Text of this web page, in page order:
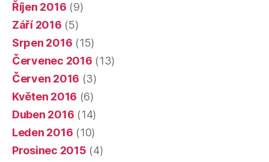
Říjen 2016 (9)
Září 2016 (5)
Srpen 2016 (15)
Červenec 2016 (13)
Červen 2016 (3)
Květen 2016 (6)
Duben 2016 (14)
Leden 2016 (10)
Prosinec 2015 (4)